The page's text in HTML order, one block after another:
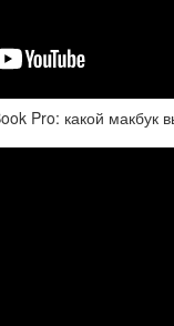
Pro: какой макбук